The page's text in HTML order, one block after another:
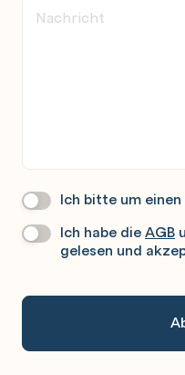
Wir
Sie
Ich bitte um
Datenschutz*
Ich habe dieAGB
gelesen und